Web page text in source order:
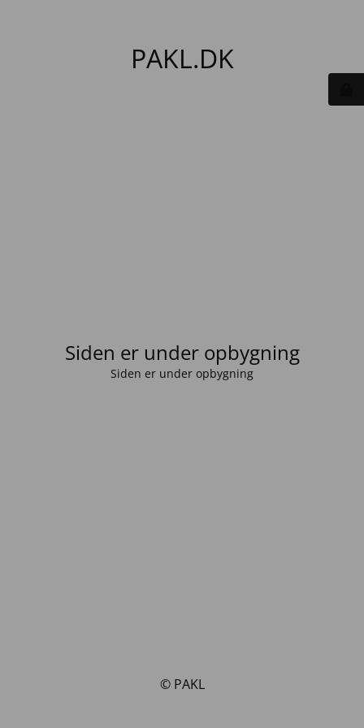
PAKL.DK
Siden er under opbygning
Siden er under opbygning
© PAKL